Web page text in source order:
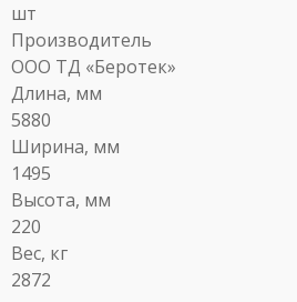
шт
Производитель
ООО ТД «Беротек»
Длина, мм
5880
Ширина, мм
1495
Высота, мм
220
Вес, кг
2872